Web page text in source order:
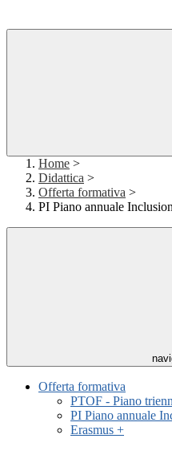
Home >
Didattica >
Offerta formativa >
PI Piano annuale
Offerta formativa
PTOF - Piano
PI Piano annuale
Erasmus +